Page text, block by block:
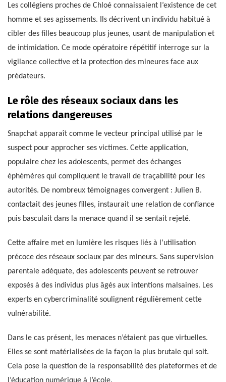
Les collégiens proches de Chloé connaissaient l’existence de cet
homme et ses agissements. Ils décrivent un individu habitué à
cibler des filles beaucoup plus jeunes, usant de manipulation et
de intimidation. Ce mode opératoire répétitif interroge sur la
vigilance collective et la protection des mineures face aux
prédateurs.
Le rôle des réseaux sociaux dans les
relations dangereuses
Snapchat apparaît comme le vecteur principal utilisé par le
suspect pour approcher ses victimes. Cette application,
populaire chez les adolescents, permet des échanges
éphémères qui compliquent le travail de traçabilité pour les
autorités. De nombreux témoignages convergent : Julien B.
contactait des jeunes filles, instaurait une relation de confiance
puis basculait dans la menace quand il se sentait rejeté.
Cette affaire met en lumière les risques liés à l’utilisation
précoce des réseaux sociaux par des mineurs. Sans supervision
parentale adéquate, des adolescents peuvent se retrouver
exposés à des individus plus âgés aux intentions malsaines. Les
experts en cybercriminalité soulignent régulièrement cette
vulnérabilité.
Dans le cas présent, les menaces n’étaient pas que virtuelles.
Elles se sont matérialisées de la façon la plus brutale qui soit.
Cela pose la question de la responsabilité des plateformes et de
l’éducation numérique à l’école.